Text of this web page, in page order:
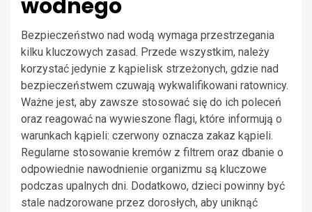
wodnego
Bezpieczeństwo nad wodą wymaga przestrzegania
kilku kluczowych zasad. Przede wszystkim, należy
korzystać jedynie z kąpielisk strzeżonych, gdzie nad
bezpieczeństwem czuwają wykwalifikowani ratownicy.
Ważne jest, aby zawsze stosować się do ich poleceń
oraz reagować na wywieszone flagi, które informują o
warunkach kąpieli: czerwony oznacza zakaz kąpieli.
Regularne stosowanie kremów z filtrem oraz dbanie o
odpowiednie nawodnienie organizmu są kluczowe
podczas upalnych dni. Dodatkowo, dzieci powinny być
stale nadzorowane przez dorosłych, aby uniknąć